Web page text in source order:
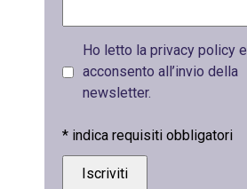
Ho letto la privacy policy e
acconsento all’invio della
newsletter.
* indica requisiti obbligatori